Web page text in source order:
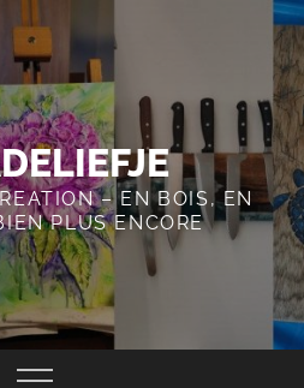
– EN BOIS, EN
PLUS ENCORE